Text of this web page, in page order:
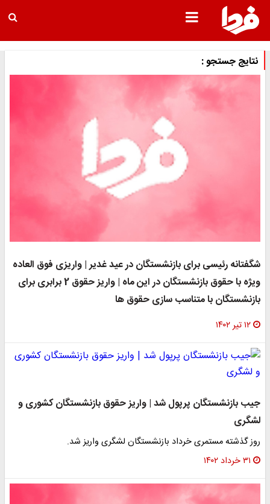
نتایج جستجو :
شگفتانه رئیسی برای بازنشستگان در عید غدیر | واریزی فوق العاده
ویژه با حقوق بازنشستگان در این ماه | واریز حقوق 2 برابری برای
بازنشستگان با متناسب سازی حقوق ها
۱۲ تیر ۱۴۰۲
جیب بازنشستگان پرپول شد | واریز حقوق بازنشستگان کشوری و
لشگری
روز گذشته مستمری خرداد بازنشستگان لشگری واریز شد.
۳۱ خرداد ۱۴۰۲